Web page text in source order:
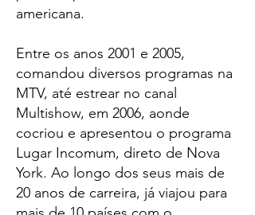
americana.
Entre os anos 2001 e 2005,
comandou diversos programas na
MTV, até estrear no canal
Multishow, em 2006, aonde
cocriou e apresentou o programa
Lugar Incomum, direto de Nova
York. Ao longo dos seus mais de
20 anos de carreira, já viajou para